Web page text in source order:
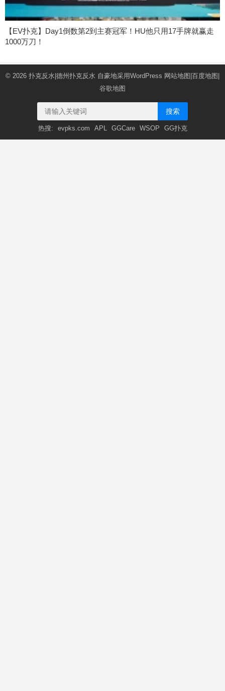
【EV扑克】Day1倒数第2到主赛冠军！HU他只用17手牌就赢走
1000万刀！
© 2026 扑克反水|德州扑克反水 自豪地采用WordPress 网站地图 百度地图
谷歌地图
搜索
热搜: evpks.com APL GGCare WSOP GG扑克